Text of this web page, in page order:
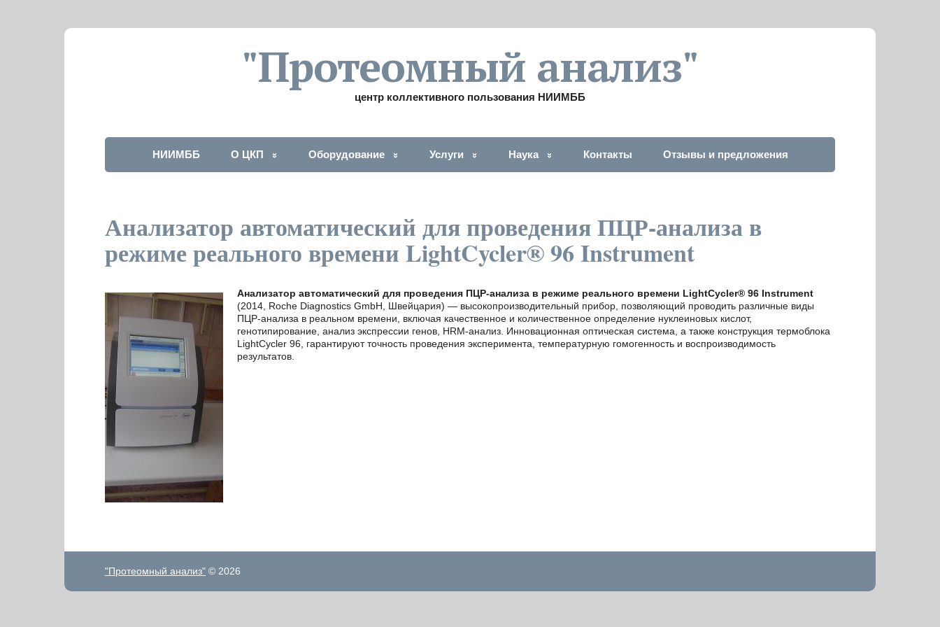
"Протеомный анализ"
центр коллективного пользования НИИМББ
НИИМББ О ЦКП Оборудование Услуги Наука Контакты Отзывы и предложения
Анализатор автоматический для проведения ПЦР-анализа в
режиме реального времени LightCycler® 96 Instrument
Анализатор автоматический для проведения ПЦР-анализа в режиме реального времени LightCycler® 96 Instrument
(2014, Roche Diagnostics GmbH, Швейцария) — высокопроизводительный прибор, позволяющий проводить различные виды
ПЦР-анализа в реальном времени, включая качественное и количественное определение нуклеиновых кислот,
генотипирование, анализ экспрессии генов, HRM-анализ. Инновационная оптическая система, а также конструкция термоблока
LightCycler 96, гарантируют точность проведения эксперимента, температурную гомогенность и воспроизводимость
результатов.
"Протеомный анализ" © 2026